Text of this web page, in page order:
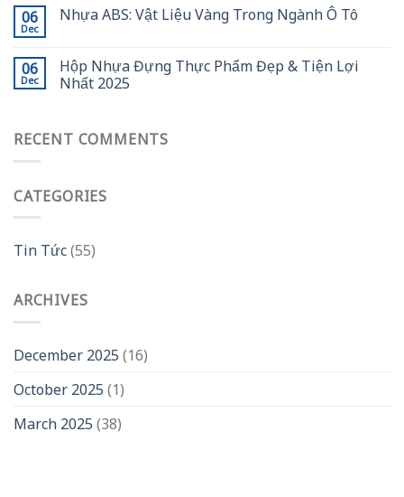
06
Dec
Nhựa ABS: Vật Liệu Vàng Trong Ngành Ô Tô
06
Dec
Hộp Nhựa Đựng Thực Phẩm Đẹp & Tiện Lợi
Nhất 2025
RECENT COMMENTS
CATEGORIES
Tin Tức(55)
ARCHIVES
December 2025(16)
October 2025(1)
March 2025(38)